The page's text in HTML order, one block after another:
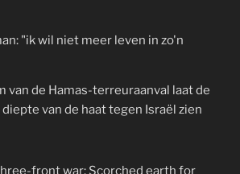
"ik wil niet meer leven in zo'n
van de Hamas-terreuraanval laat de
van de haat tegen Israël zien
front war: Scorched earth for